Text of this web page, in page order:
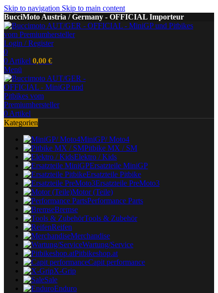
Skip to navigation Skip to main content
BucciMoto Austria / Germany - OFFICIAL Importeur
Login / Register
0
0 Artikel 0,00 €
Menü
0 Artikel
Kategorien
MiniGP/ Moto4
Pitbike MX / SM
Elektro / Kids
Ersatzteile MiniGP
Ersatzteile Pitbike
Ersatzteile PreMoto3
Motor (Teile)
Performance Parts
Bremse
Tools & Zubehör
Reifen
Merchandise
Wartung/Service
Pitbikeshop.at
Capit performance
X-Grip
Sale
Enduro